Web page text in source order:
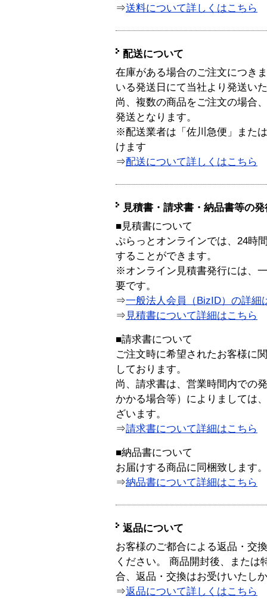
⇒送料について詳しくはこちら
配送について
在庫がある場合のご注文につき
いる発送日にて当社より発送い
尚、複数の商品をご注文の場合
発送となります。
※配送業者は「佐川急便」また
けます
⇒配送について詳しくはこちら
見積書・請求書・納品書等の
■見積書について
ぷらっとオンラインでは、24時
することができます。
※オンライン見積書発行には、
要です。
⇒一般法人会員（BizID）の詳細
⇒ 見積書について詳細はこちら
■請求書について
ご注文時に希望されたお客様に
しております。
尚、請求書は、営業時間内での
かかる場合等）によりましては
ざいます。
⇒請求書について詳細はこちら
■納品書について
お届けする商品に同梱致します。
⇒納品書について詳細はこちら
返品について
お客様のご都合による返品・交
ください。 商品開封後、または
合、返品・交換はお受けいたし
⇒返品について詳しくはこちら